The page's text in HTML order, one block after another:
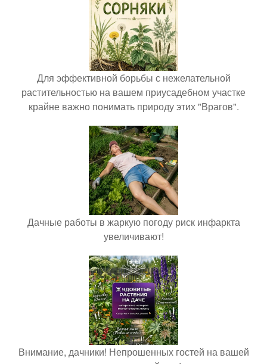
Для эффективной борьбы с нежелательной
растительностью на вашем приусадебном участке
крайне важно понимать природу этих "Врагов".
Дачные работы в жаркую погоду риск инфаркта
увеличивают!
Внимание, дачники! Непрошенных гостей на вашей